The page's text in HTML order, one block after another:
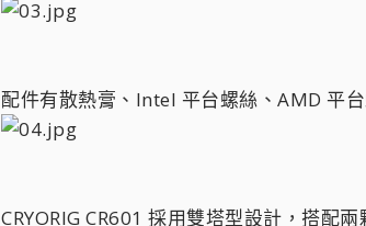
配件有散熱膏、Intel 平台螺絲、AMD 平
CRYORIG CR601 採用雙塔型設計，搭配